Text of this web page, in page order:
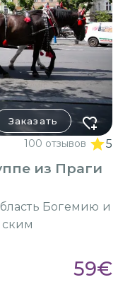
Заказать
100 отзывов 5
из Праги
Богемию и
59€